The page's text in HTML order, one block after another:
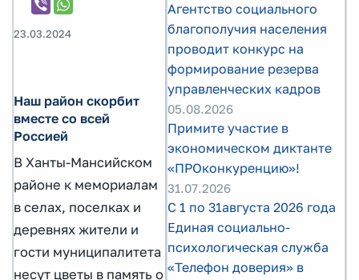
23.03.2024
Наш район скорбит
вместе со всей
Россией
В Ханты-Мансийском
районе к мемориалам
в селах, поселках и
деревнях жители и
гости муниципалитета
несут цветы в память о
Агентство социального
благополучия населения
проводит конкурс на
формирование резерва
управленческих кадров
05.08.2026
Примите участие в
экономическом диктанте
«ПРОконкуренцию»!
31.07.2026
С 1 по 31августа 2026 года
Единая социально-
психологическая служба
«Телефон доверия» в